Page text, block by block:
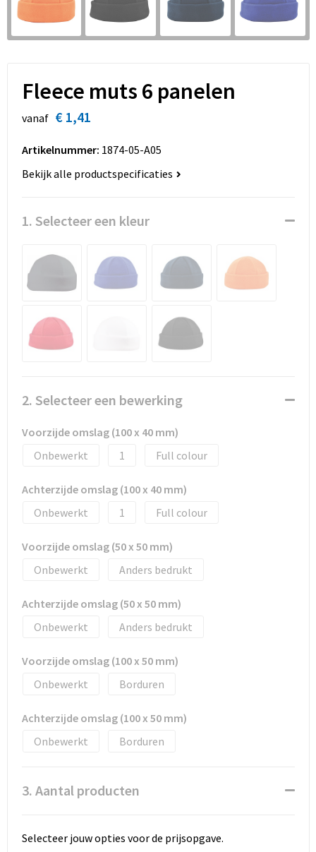
Sinterklaas
Sleutelhangers en Lanyards
Spellen voor binnen en buiten
Sport
Veiligheid, Auto en Fiets
Vrije tijd en Strand
Themapakketten
Overhemden
Strandtassen
Toilettassen
Accessoires voor tassen
Schoenentassen
Golftassen
Matrozentassen
Draagtassen
Promotietassen
Duffeltassen
Fleece muts 6 panelen
vanaf € 1,41
Artikelnummer: 1874-05-A05
Bekijk alle productspecificaties
1. Selecteer een kleur
2. Selecteer een bewerking
Voorzijde omslag (100 x 40 mm)
Onbewerkt
1 Full colour
Achterzijde omslag (100 x 40 mm)
Onbewerkt
1 Full colour
Voorzijde omslag (50 x 50 mm)
Onbewerkt
Anders bedrukt
Achterzijde omslag (50 x 50 mm)
Onbewerkt
Anders bedrukt
Voorzijde omslag (100 x 50 mm)
Onbewerkt
Borduren
Achterzijde omslag (100 x 50 mm)
Onbewerkt
Borduren
3. Aantal producten
Selecteer jouw opties voor de prijsopgave.